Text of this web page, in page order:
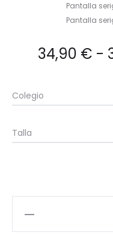
Pantalla
Pantalla
34,90 € -
Colegio
Talla